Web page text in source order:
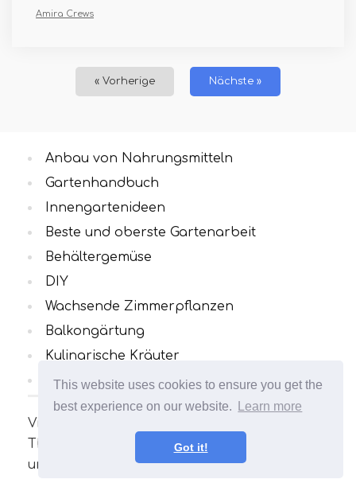
This website uses cookies to ensure you get the
best experience on our website.
Learn more
Got it!
Amira Crews
« Vorherige Nächste »
Viele interessante und nützliche Artikel zum
Thema Gartenarbeit. Ihr Garten wird
unvergleichlich sein
Anbau von Nahrungsmitteln
Gartenhandbuch
Innengartenideen
Beste und oberste Gartenarbeit
Behältergemüse
DIY
Wachsende Zimmerpflanzen
Balkongärtung
Kulinarische Kräuter
Alle Kategorien